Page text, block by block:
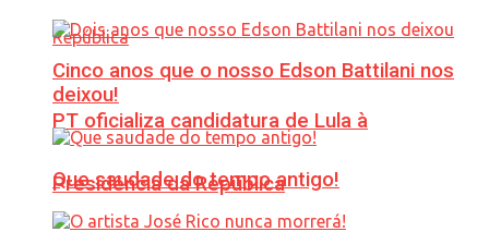
PT oficializa candidatura de Lula à
Presidência da República
Cinco anos que o nosso Edson Battilani nos
deixou!
Que saudade do tempo antigo!